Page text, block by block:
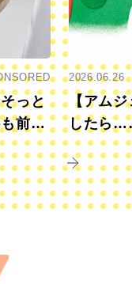
っと
前向
2026.06.26
【アムジ
したら
すか？